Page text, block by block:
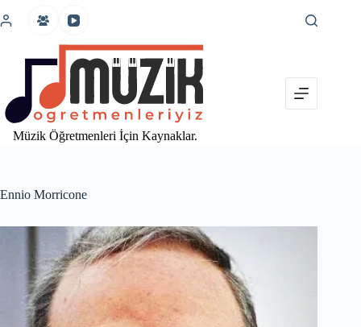
atla
Müzik Öğretmenleri İçin Kaynaklar.
Ennio Morricone